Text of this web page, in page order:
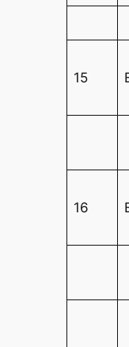
15
16